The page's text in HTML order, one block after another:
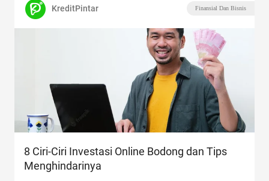
KreditPintar Finansial Dan Bisnis
8 Ciri-Ciri Investasi Online Bodong dan Tips
Menghindarinya